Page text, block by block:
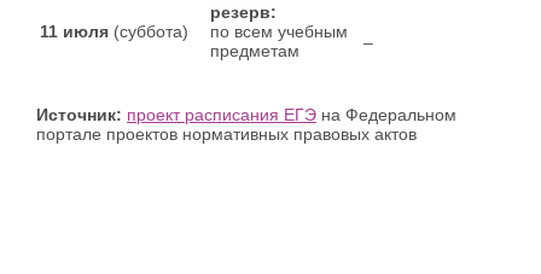
11 июля (суббота)
резерв:
по всем учебным
предметам
–
Источник: проект расписания ЕГЭ на Федеральном
портале проектов нормативных правовых актов